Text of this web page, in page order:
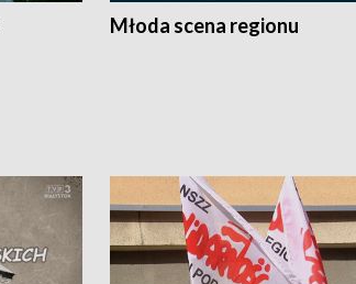
Młoda scena regionu